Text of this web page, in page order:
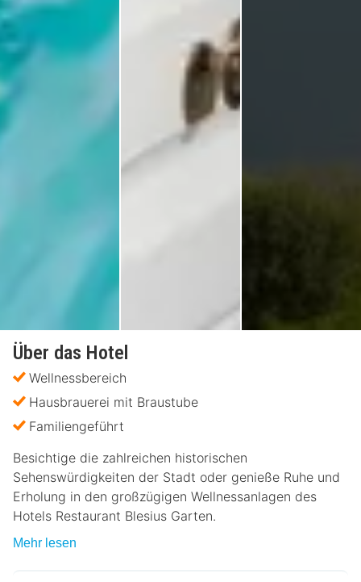
Über das Hotel
Wellnessbereich
Hausbrauerei mit Braustube
Familiengeführt
Besichtige die zahlreichen historischen
Sehenswürdigkeiten der Stadt oder genieße Ruhe und
Erholung in den großzügigen Wellnessanlagen des
Hotels Restaurant Blesius Garten.
Mehr lesen